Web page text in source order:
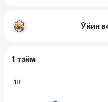
Ўйин
1 тайм
18′